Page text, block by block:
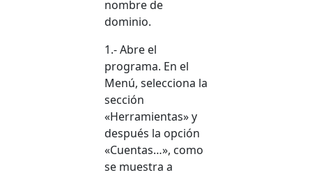
nombre de
dominio.
1.- Abre el
programa. En el
Menú, selecciona la
sección
«Herramientas» y
después la opción
«Cuentas…», como
se muestra a